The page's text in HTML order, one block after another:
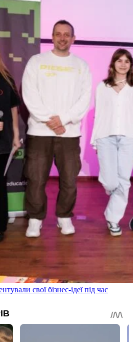
свої бізнес-ідеї під час